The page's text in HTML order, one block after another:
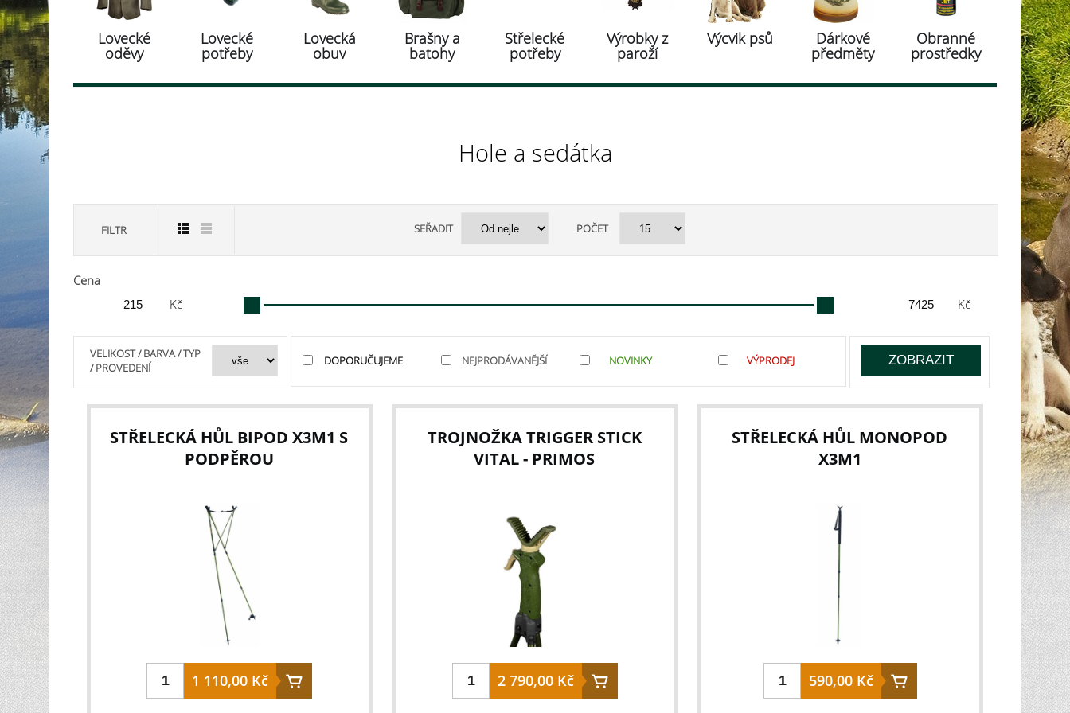
Lovecké
oděvy
Lovecké
potřeby
Lovecká
obuv
Brašny a
batohy
Střelecké
potřeby
Výrobky z
paroží
Výcvik psů Dárkové
předměty
Obranné
prostředky
Hole a sedátka
FILTR SEŘADIT POČET
Cena
Kč
Kč
VELIKOST / BARVA / TYP
/ PROVEDENÍ
DOPORUČUJEME NEJPRODÁVANĚJŠÍ NOVINKY VÝPRODEJ
STŘELECKÁ HŮL BIPOD X3M1 S
PODPĚROU
1 110,00 Kč
TROJNOŽKA TRIGGER STICK
VITAL - PRIMOS
2 790,00 Kč
STŘELECKÁ HŮL MONOPOD
X3M1
590,00 Kč